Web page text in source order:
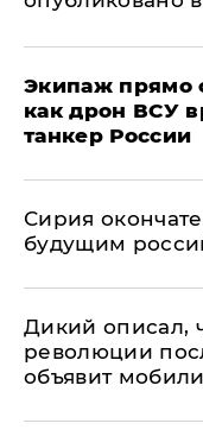
Экипаж прямо
как дрон ВСУ
танкер России
Сирия
будущим
Дикий описал,
революции
объявит